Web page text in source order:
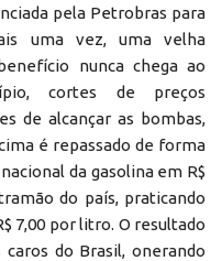
pela Petrobras para
uma vez, uma velha
nunca chega ao
cortes de preços
de alcançar as bombas,
é repassado de forma
da gasolina em R$
do país, praticando
7,00 por litro. O resultado
do Brasil, onerando